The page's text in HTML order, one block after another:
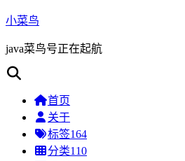
小菜鸟
java菜鸟号正在起航
首页
关于
标签164
分类110